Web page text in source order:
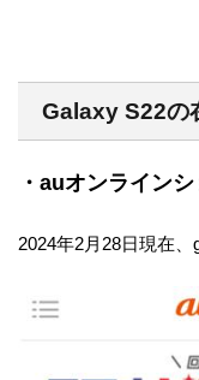
Galaxy S22の
・auオンライン
2024年2月28日現在